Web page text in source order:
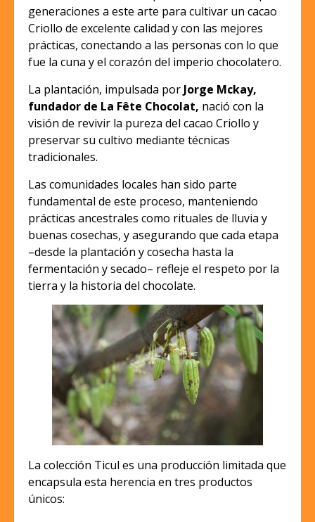
generaciones a este arte para cultivar un cacao
Criollo de excelente calidad y con las mejores
prácticas, conectando a las personas con lo que
fue la cuna y el corazón del imperio chocolatero.
La plantación, impulsada por Jorge Mckay,
fundador de La Fête Chocolat, nació con la
visión de revivir la pureza del cacao Criollo y
preservar su cultivo mediante técnicas
tradicionales.
Las comunidades locales han sido parte
fundamental de este proceso, manteniendo
prácticas ancestrales como rituales de lluvia y
buenas cosechas, y asegurando que cada etapa
–desde la plantación y cosecha hasta la
fermentación y secado– refleje el respeto por la
tierra y la historia del chocolate.
La colección Ticul es una producción limitada que
encapsula esta herencia en tres productos
únicos: